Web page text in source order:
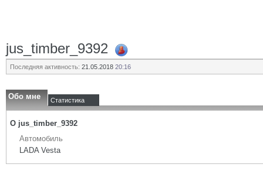
jus_timber_9392
Последняя активность: 21.05.2018 20:16
Обо мне Статистика
О jus_timber_9392
Автомобиль
LADA Vesta